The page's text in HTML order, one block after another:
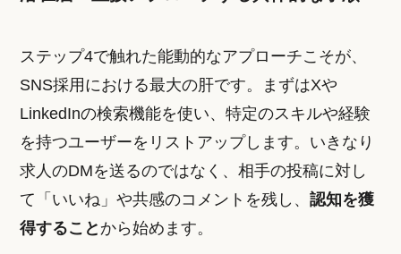
ステップ4で触れた能動的なアプローチこそが、
SNS採用における最大の肝です。まずはXや
LinkedInの検索機能を使い、特定のスキルや経験
を持つユーザーをリストアップします。いきなり
求人のDMを送るのではなく、相手の投稿に対し
て「いいね」や共感のコメントを残し、認知を獲
得することから始めます。